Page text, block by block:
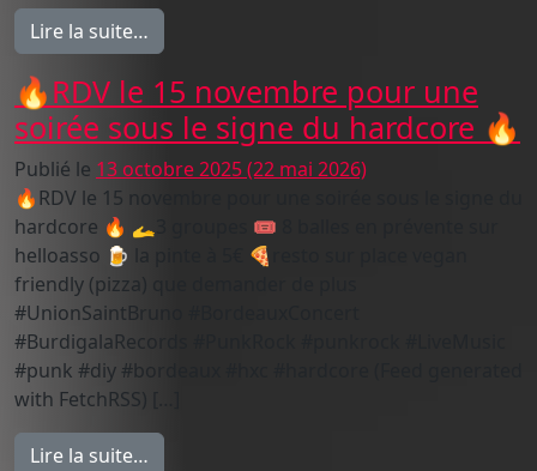
Lire la suite…
🔥RDV le 15 novembre pour une
soirée sous le signe du hardcore 🔥
Publié le 13 octobre 2025(22 mai 2026)
🔥RDV le 15 novembre pour une soirée sous le signe du
hardcore 🔥 🫴3 groupes 🎟️ 8 balles en prévente sur
helloasso 🍺 la pinte à 5€ 🍕resto sur place vegan
friendly (pizza) que demander de plus
#UnionSaintBruno #BordeauxConcert
#BurdigalaRecords #PunkRock #punkrock #LiveMusic
#punk #diy #bordeaux #hxc #hardcore (Feed generated
with FetchRSS) […]
Lire la suite…